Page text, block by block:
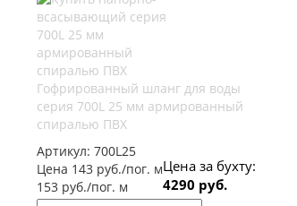
Гофрированный шланг для воды
серия 700L 25 мм армированный
спиралью ПВХ
Артикул: 700L25
Цена 143 руб./пог. м
153 руб./пог. м
Цена за бухту:
4290 руб.